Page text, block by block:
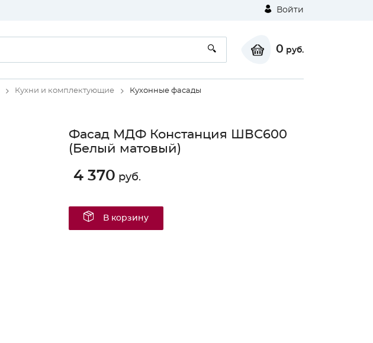
Войти
0 руб.
Кухни и комплектующие Кухонные фасады
Фасад МДФ Констанция ШВС600
(Белый матовый)
4 370 руб.
В корзину